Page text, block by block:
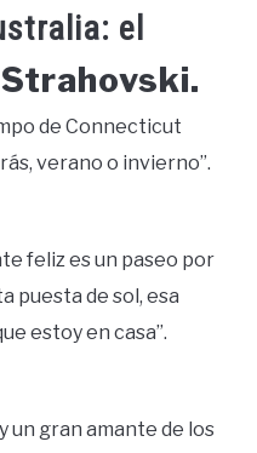
el
de Connecticut
verano o invierno”.
feliz es un paseo por
puesta de sol, esa
estoy en casa”.
un gran amante de los